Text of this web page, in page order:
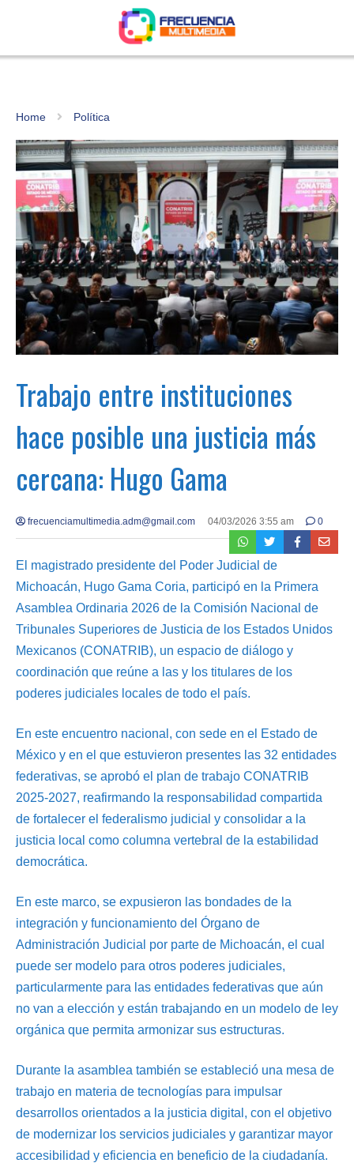
Home Política
Trabajo entre instituciones
hace posible una justicia más
cercana: Hugo Gama
frecuenciamultimedia.adm@gmail.com 04/03/2026 3:55 am 0
El magistrado presidente del Poder Judicial de
Michoacán, Hugo Gama Coria, participó en la Primera
Asamblea Ordinaria 2026 de la Comisión Nacional de
Tribunales Superiores de Justicia de los Estados Unidos
Mexicanos (CONATRIB), un espacio de diálogo y
coordinación que reúne a las y los titulares de los
poderes judiciales locales de todo el país.
En este encuentro nacional, con sede en el Estado de
México y en el que estuvieron presentes las 32 entidades
federativas, se aprobó el plan de trabajo CONATRIB
2025-2027, reafirmando la responsabilidad compartida
de fortalecer el federalismo judicial y consolidar a la
justicia local como columna vertebral de la estabilidad
democrática.
En este marco, se expusieron las bondades de la
integración y funcionamiento del Órgano de
Administración Judicial por parte de Michoacán, el cual
puede ser modelo para otros poderes judiciales,
particularmente para las entidades federativas que aún
no van a elección y están trabajando en un modelo de ley
orgánica que permita armonizar sus estructuras.
Durante la asamblea también se estableció una mesa de
trabajo en materia de tecnologías para impulsar
desarrollos orientados a la justicia digital, con el objetivo
de modernizar los servicios judiciales y garantizar mayor
accesibilidad y eficiencia en beneficio de la ciudadanía.